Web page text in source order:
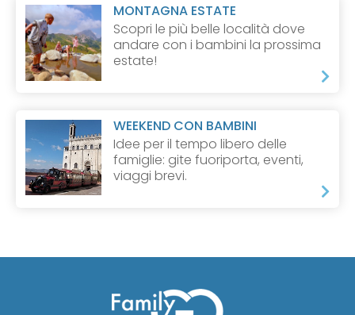
MONTAGNA ESTATE
Scopri le più belle località dove
andare con i bambini la prossima
estate!
WEEKEND CON BAMBINI
Idee per il tempo libero delle
famiglie: gite fuoriporta, eventi,
viaggi brevi.